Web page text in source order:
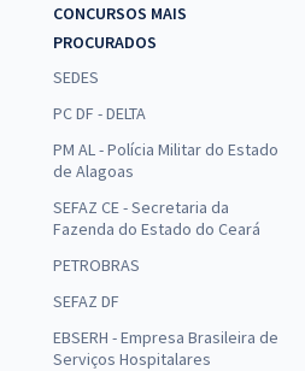
CONCURSOS MAIS
PROCURADOS
SEDES
PC DF - DELTA
PM AL - Polícia Militar do Estado
de Alagoas
SEFAZ CE - Secretaria da
Fazenda do Estado do Ceará
PETROBRAS
SEFAZ DF
EBSERH - Empresa Brasileira de
Serviços Hospitalares